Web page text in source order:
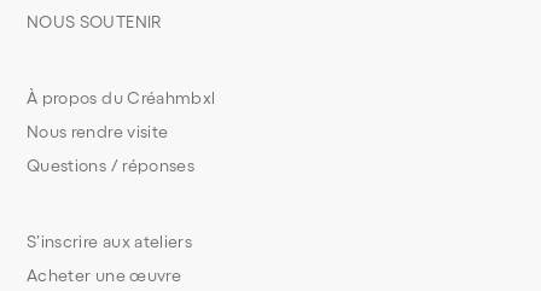
S’inscrire aux ateliers
Acheter une œuvre
À propos du Créahmbxl
Nous rendre visite
Questions / réponses
NOUS SOUTENIR